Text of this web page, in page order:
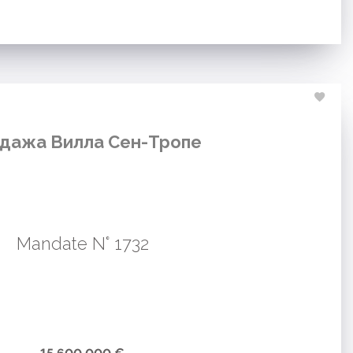
Вилла Сен-Тропе
Mandate N° 1732